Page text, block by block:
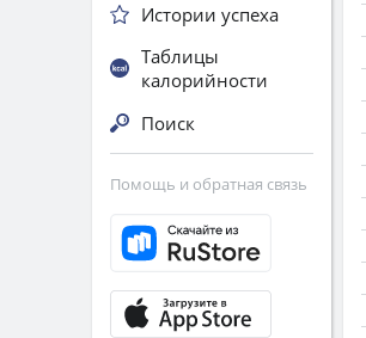
Истории успеха
Таблицы
калорийности
Поиск
Помощь и обратная связь